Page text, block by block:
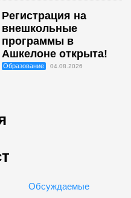
Регистрация на
внешкольные
программы в
Ашкелоне открыта!
Образование 04.08.2026
Обсуждаемые